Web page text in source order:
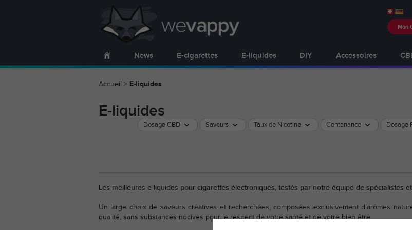
News E-cigarettes E-liquides DIY Accessoires
Mon
Accueil > E-liquides
E-liquides
Dosage CBD Saveurs Taux de Nicotine Contenance Dosage
Les meilleures e-liquides pour cigarettes électroniques, testés par notre équipe de spécialistes
Un large choix de saveurs créatives et recherchées, composées exclusivement d'arômes
qualité, sans substances nocives pour le respect de votre santé et de votre bien être.